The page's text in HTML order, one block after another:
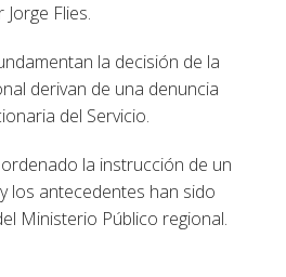
Flies.
la decisión de la
derivan de una denuncia
del Servicio.
la instrucción de un
los antecedentes han sido
Ministerio Público regional.